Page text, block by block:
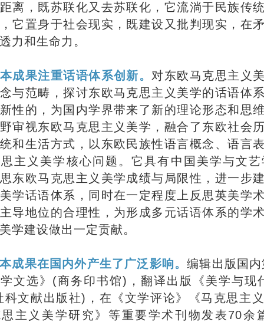
离，既苏联化又去苏联化，它流淌于民族传
它置身于社会现实，既建设又批判现实，在
力和生命力。
成果注重话语体系创新。 对东欧马克思主义
与范畴，探讨东欧马克思主义美学的话语体
性的，为国内学界带来了新的理论形态和思
审视东欧马克思主义美学，融合了东欧社会
和生活方式，以东欧民族性语言概念、语言
主义美学核心问题。它具有中国美学与文
东欧马克思主义美学成绩与局限性，进一步
学话语体系，同时在一定程度上反思英美学
导地位的合理性，为形成多元话语体系的学
学建设做出一定贡献。
成果在国内外产生了广泛影响。编辑出版国
文选》(商务印书馆)，翻译出版《美学与现
科文献出版社)，在《文学评论》《马克思主
主义美学研究》等重要学术刊物发表70余